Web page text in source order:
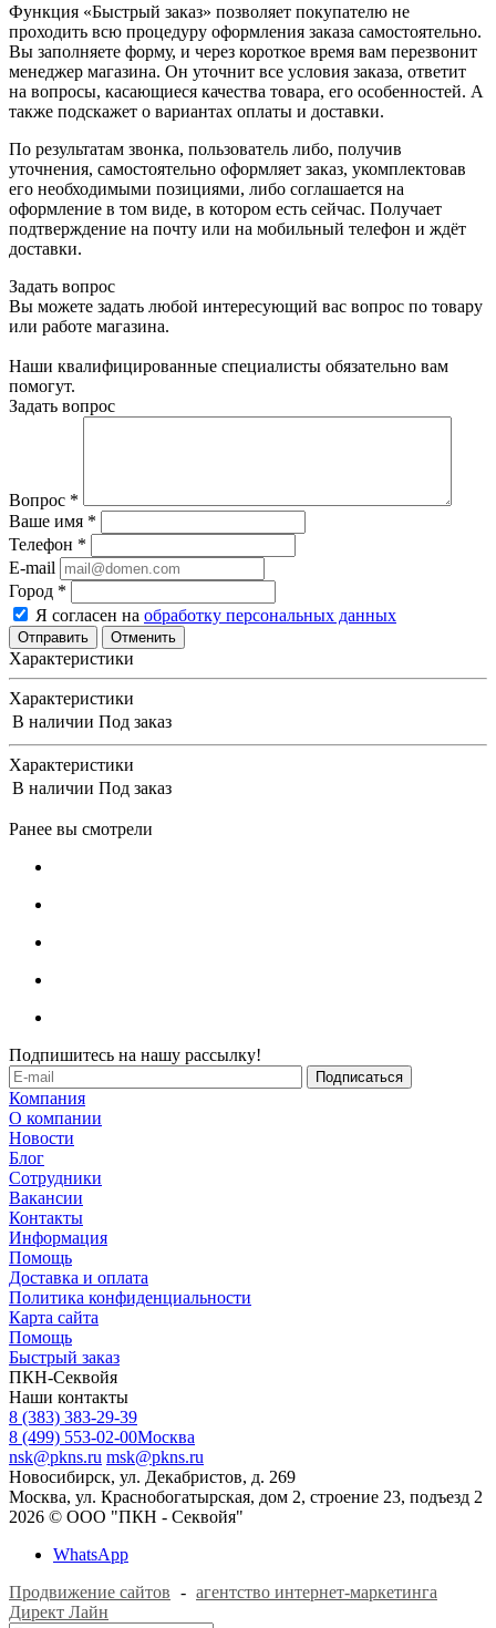
Функция «Быстрый заказ» позволяет покупателю не
проходить всю процедуру оформления заказа самостоятельно.
Вы заполняете форму, и через короткое время вам перезвонит
менеджер магазина. Он уточнит все условия заказа, ответит
на вопросы, касающиеся качества товара, его особенностей. А
также подскажет о вариантах оплаты и доставки.
По результатам звонка, пользователь либо, получив
уточнения, самостоятельно оформляет заказ, укомплектовав
его необходимыми позициями, либо соглашается на
оформление в том виде, в котором есть сейчас. Получает
подтверждение на почту или на мобильный телефон и ждёт
доставки.
Задать вопрос
Вы можете задать любой интересующий вас вопрос по товару
или работе магазина.
Наши квалифицированные специалисты обязательно вам
помогут.
Задать вопрос
Вопрос *
Ваше имя *
Телефон *
E-mail
Город *
Я согласен на обработку персональных данных
Отменить
Характеристики
Характеристики
В наличии Под заказ
Характеристики
В наличии Под заказ
Ранее вы смотрели
Подпишитесь на нашу рассылку!
Компания
О компании
Новости
Блог
Сотрудники
Вакансии
Контакты
Информация
Помощь
Доставка и оплата
Политика конфиденциальности
Карта сайта
Помощь
Быстрый заказ
ПКН-Секвойя
Наши контакты
8 (383) 383-29-39
8 (499) 553-02-00Москва
nsk@pkns.ru msk@pkns.ru
Новосибирск, ул. Декабристов, д. 269
Москва, ул. Краснобогатырская, дом 2, строение 23, подъезд 2
2026 © ООО "ПКН - Секвойя"
WhatsApp
Продвижение сайтов - агентство интернет-маркетинга
Директ Лайн